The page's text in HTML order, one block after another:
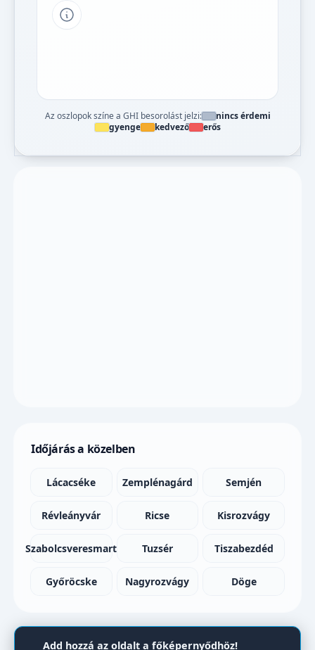
Tipp a grafikon jelmagyarázatához
Az oszlopok színe a GHI besorolást jelzi:
nincs érdemi
gyenge
kedvező erős
Időjárás a közelben
Lácacséke Zemplénagárd Semjén
Révleányvár Ricse Kisrozvágy
Szabolcsveresmart Tuzsér Tiszabezdéd
Győröcske Nagyrozvágy Döge
Add hozzá az oldalt a főképernyődhöz!